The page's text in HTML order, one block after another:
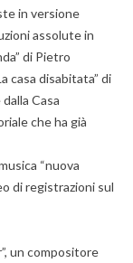
in versione
assolute in
di Pietro
casa disabitata” di
Casa
che ha già
“nuova
di registrazioni sul
un compositore